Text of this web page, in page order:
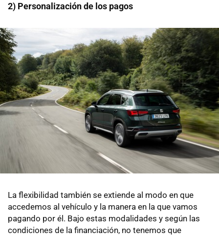
2) Personalización de los pagos
La flexibilidad también se extiende al modo en que
accedemos al vehículo y la manera en la que vamos
pagando por él. Bajo estas modalidades y según las
condiciones de la financiación, no tenemos que